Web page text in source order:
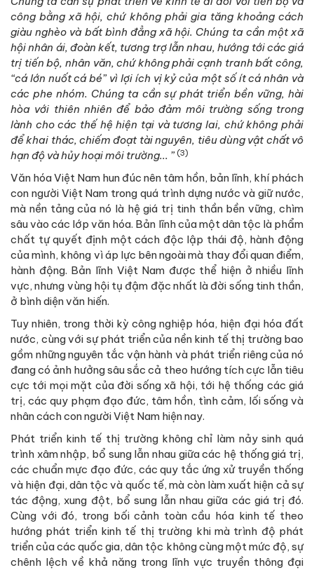
công bằng xã hội, chứ không phải gia tăng khoảng cách
giàu nghèo và bất bình đẳng xã hội. Chúng ta cần một xã
hội nhân ái, đoàn kết, tương trợ lẫn nhau, hướng tới các giá
trị tiến bộ, nhân văn, chứ không phải cạnh tranh bất công,
“cá lớn nuốt cá bé” vì lợi ích vị kỷ của một số ít cá nhân và
các phe nhóm. Chúng ta cần sự phát triển bền vững, hài
hòa với thiên nhiên để bảo đảm môi trường sống trong
lành cho các thế hệ hiện tại và tương lai, chứ không phải
để khai thác, chiếm đoạt tài nguyên, tiêu dùng vật chất vô
hạn độ và hủy hoại môi trường... ” (3)
Văn hóa Việt Nam hun đúc nên tâm hồn, bản lĩnh, khí phách
con người Việt Nam trong quá trình dựng nước và giữ nước,
mà nền tảng của nó là hệ giá trị tinh thần bền vững, chìm
sâu vào các lớp văn hóa. Bản lĩnh của một dân tộc là phẩm
chất tự quyết định một cách độc lập thái độ, hành động
của mình, không vì áp lực bên ngoài mà thay đổi quan điểm,
hành động. Bản lĩnh Việt Nam được thể hiện ở nhiều lĩnh
vực, nhưng vùng hội tụ đậm đặc nhất là đời sống tinh thần,
ở bình diện văn hiến.
Tuy nhiên, trong thời kỳ công nghiệp hóa, hiện đại hóa đất
nước, cùng với sự phát triển của nền kinh tế thị trường bao
gồm những nguyên tắc vận hành và phát triển riêng của nó
đang có ảnh hưởng sâu sắc cả theo hướng tích cực lẫn tiêu
cực tới mọi mặt của đời sống xã hội, tới hệ thống các giá
trị, các quy phạm đạo đức, tâm hồn, tình cảm, lối sống và
nhân cách con người Việt Nam hiện nay.
Phát triển kinh tế thị trường không chỉ làm nảy sinh quá
trình xâm nhập, bổ sung lẫn nhau giữa các hệ thống giá trị,
các chuẩn mực đạo đức, các quy tắc ứng xử truyền thống
và hiện đại, dân tộc và quốc tế, mà còn làm xuất hiện cả sự
tác động, xung đột, bổ sung lẫn nhau giữa các giá trị đó.
Cùng với đó, trong bối cảnh toàn cầu hóa kinh tế theo
hướng phát triển kinh tế thị trường khi mà trình độ phát
triển của các quốc gia, dân tộc không cùng một mức độ, sự
chênh lệch về khả năng trong lĩnh vực truyền thông đại